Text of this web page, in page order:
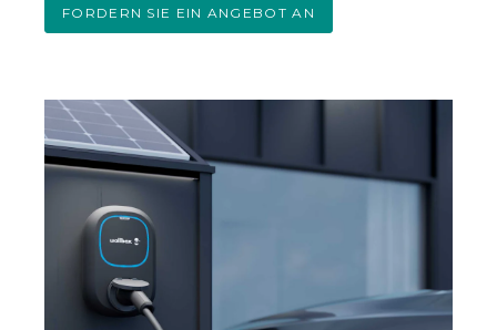
FORDERN SIE EIN ANGEBOT AN